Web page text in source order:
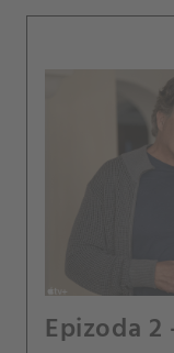
Epizoda